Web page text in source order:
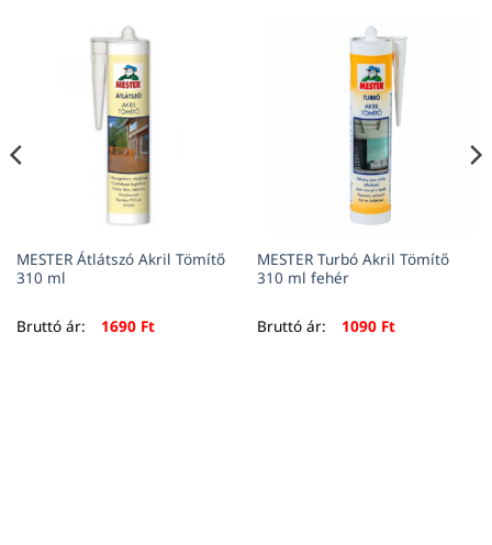
MESTER Átlátszó Akril Tömítő
310 ml
Bruttó ár: 1690 Ft
MESTER Turbó Akril Tömítő
310 ml fehér
Bruttó ár: 1090 Ft